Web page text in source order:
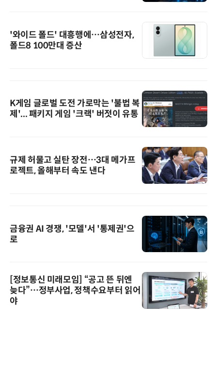
'와이드 폴드' 대흥행에…삼성전자,
폴드8 100만대 증산
K게임 글로벌 도전 가로막는 '불법 복
제'... 패키지 게임 '크랙' 버젓이 유통
규제 허물고 실탄 장전…3대 메가프
로젝트, 올해부터 속도 낸다
금융권 AI 경쟁, '모델'서 '통제권'으
로
[정보통신 미래모임] “공고 뜬 뒤엔
늦다”…정부사업, 정책수요부터 읽어
야